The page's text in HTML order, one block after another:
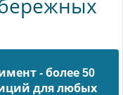
- более 50
для любых